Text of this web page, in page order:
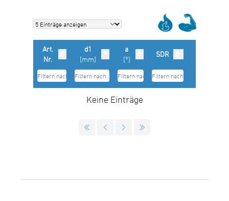
Art.
Nr.
d1
[mm]
a
[°]
SDR
Keine Einträge